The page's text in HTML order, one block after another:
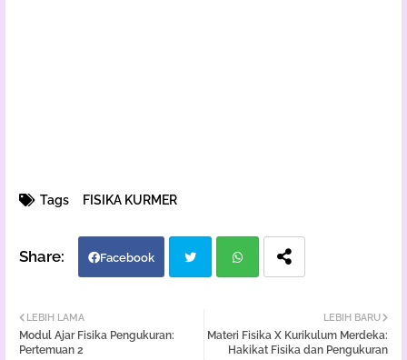
Tags FISIKA KURMER
Facebook
atsa
LEBIH BARU
Materi Fisika X Kurikulum Merdeka:
Hakikat Fisika dan Pengukuran
LEBIH LAMA
Modul Ajar Fisika Pengukuran:
Pertemuan 2